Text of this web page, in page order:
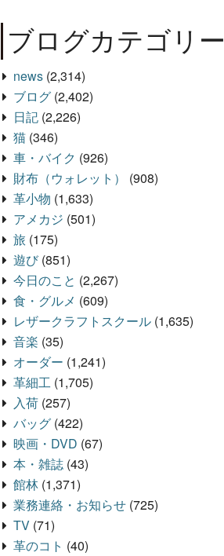
ブログカテゴリー
news (2,314)
ブログ (2,402)
日記 (2,226)
猫 (346)
車・バイク (926)
財布（ウォレット）
(908)
革小物 (1,633)
アメカジ (501)
旅 (175)
遊び(851)
今日のこと (2,267)
食・グルメ (609)
レザークラフトスクール (1,635)
音楽 (35)
オーダー (1,241)
革細工 (1,705)
入荷 (257)
バッグ (422)
映画・DVD (67)
本・雑誌 (43)
館林 (1,371)
業務連絡・お知らせ (725)
TV (71)
革のコト (40)